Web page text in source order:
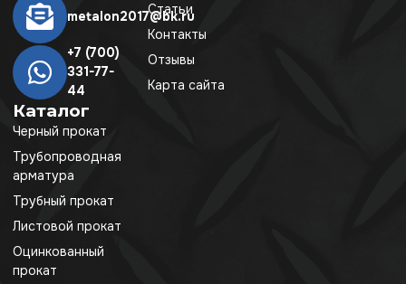
metalon2017@bk.ru
+7 (700)
331-77-
44
Каталог
Черный прокат
Трубопроводная
арматура
Трубный прокат
Листовой прокат
Оцинкованный
прокат
Статьи
Контакты
Отзывы
Карта сайта